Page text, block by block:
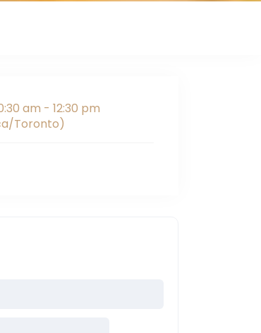
am - 12:30 pm
Toronto)